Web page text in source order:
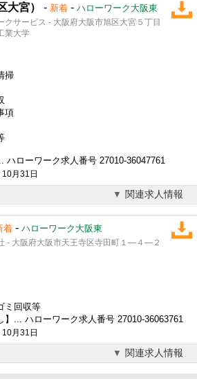
大宮） - 新着 - ハローワーク大阪東
サービス - 大阪府大阪市旭区大宮５丁目
業大学
掃
項
ハローワーク求人番号 27010-36047761
月31日
関連求人情報
着 - ハローワーク大阪東
- 大阪府大阪市天王寺区寺田町１―４―２
ミ回収等
... ハローワーク求人番号 27010-36063761
月31日
関連求人情報